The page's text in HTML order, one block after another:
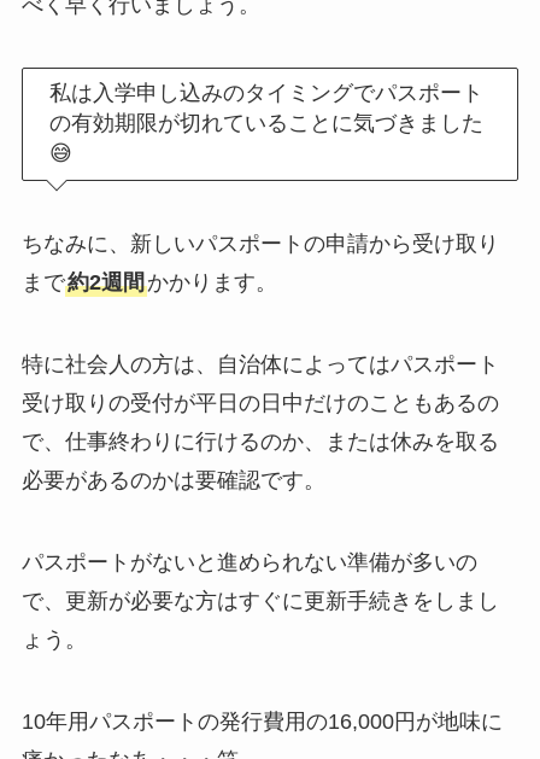
私は入学申し込みのタイミングでパスポート
の有効期限が切れていることに気づきました
😅
ちなみに、新しいパスポートの申請から受け取り
まで約2週間かかります。
特に社会人の方は、自治体によってはパスポート
受け取りの受付が平日の日中だけのこともあるの
で、仕事終わりに行けるのか、または休みを取る
必要があるのかは要確認です。
パスポートがないと進められない準備が多いの
で、更新が必要な方はすぐに更新手続きをしまし
ょう。
10年用パスポートの発行費用の16,000円が地味に